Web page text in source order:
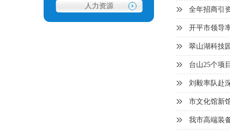
2
人力资源 全年招商引
开平市领导
翠山湖科技
台山25个项
刘毅率队赴
市文化馆新
我市高端装